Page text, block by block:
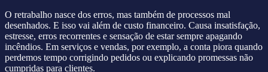
O retrabalho nasce dos erros, mas também de processos mal
desenhados. E isso vai além de custo financeiro. Causa insatisfação,
estresse, erros recorrentes e sensação de estar sempre apagando
incêndios. Em serviços e vendas, por exemplo, a conta piora quando
perdemos tempo corrigindo pedidos ou explicando promessas não
cumpridas para clientes.